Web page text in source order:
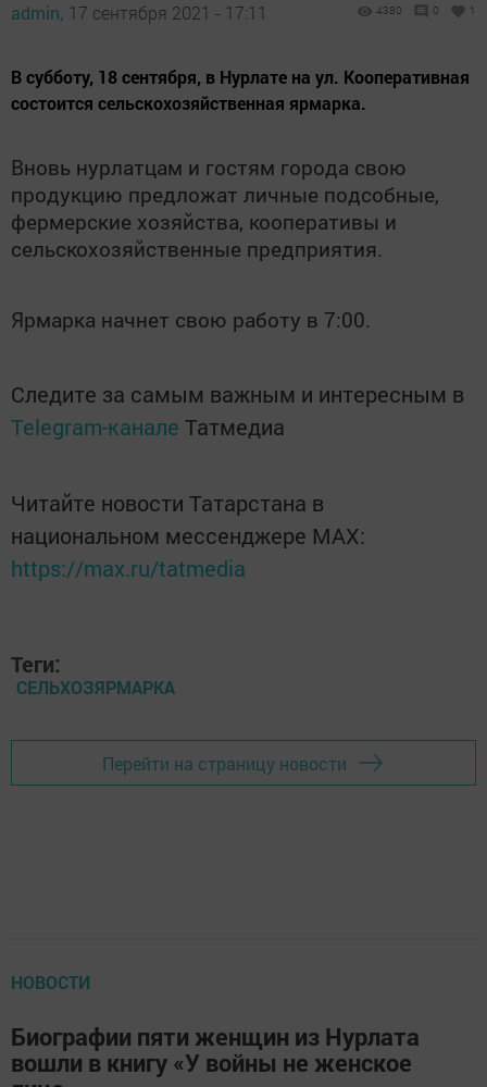
admin, 17 сентября 2021 - 17:11 4380 0 1
В субботу, 18 сентября, в Нурлате на ул. Кооперативная
состоится сельскохозяйственная ярмарка.
Вновь нурлатцам и гостям города свою
продукцию предложат личные подсобные,
фермерские хозяйства, кооперативы и
сельскохозяйственные предприятия.
Ярмарка начнет свою работу в 7:00.
Следите за самым важным и интересным в
Telegram-канале Татмедиа
Читайте новости Татарстана в
национальном мессенджере MАХ:
https://max.ru/tatmedia
Теги:
СЕЛЬХОЗЯРМАРКА
Перейти на страницу новости
НОВОСТИ
Биографии пяти женщин из Нурлата
вошли в книгу «У войны не женское